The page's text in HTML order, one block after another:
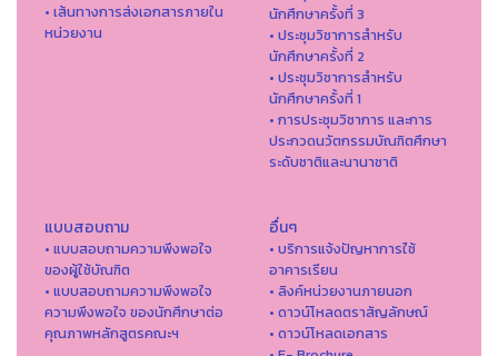
• เส้นทางการส่งเอกสารภายใน
หน่วยงาน
นักศึกษาครั้งที่ 3
• ประชุมวิชาการสำหรับ
นักศึกษาครั้งที่ 2
• ประชุมวิชาการสำหรับ
นักศึกษาครั้งที่ 1
• การประชุมวิชาการ และการ
ประกวดนวัตกรรมบัณฑิตศึกษา
ระดับชาติและนานาชาติ
แบบสอบถาม
• แบบสอบถามความพึงพอใจ
ของผู้ใช้บัณฑิต
• แบบสอบถามความพึงพอใจ
ความพึงพอใจ ของนักศึกษาต่อ
คุณภาพหลักสูตรคณะฯ
อื่นๆ
• บริการแจ้งปัญหาการใ่ช้
อาคารเรียน
• ลิงค์หน่วยงานภายนอก
• ดาวน์โหลดตราสัญลักษณ์
• ดาวน์โหลดเอกสาร